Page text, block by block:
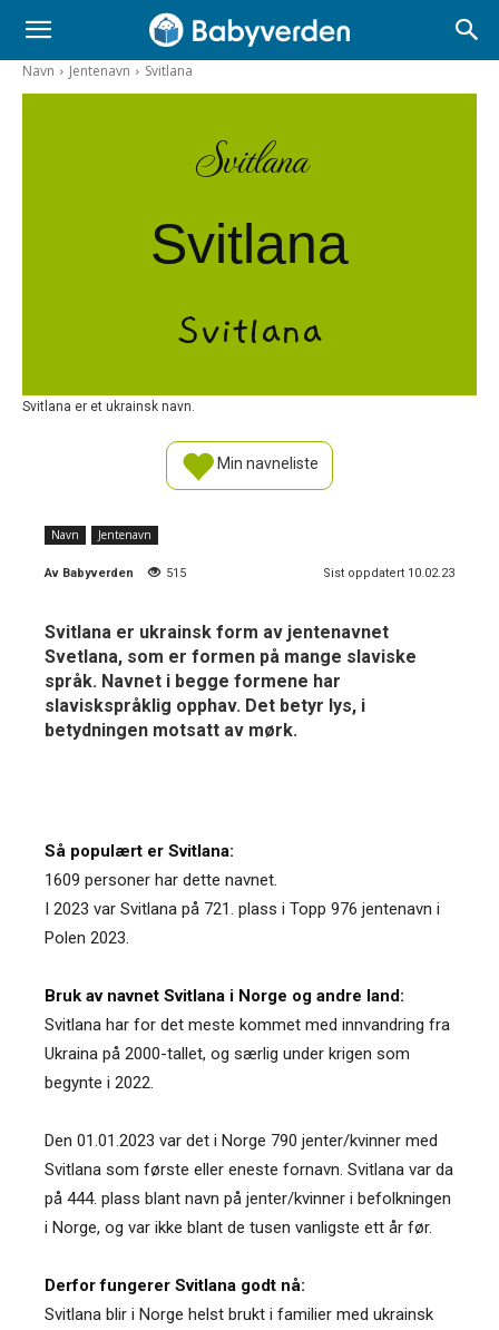
Navn Jentenavn Svitlana
Svitlana
Svitlana
Svitlana
Svitlana er et ukrainsk navn.
Min navneliste
Navn Jentenavn
Av Babyverden 515 Sist oppdatert 10.02.23
Svitlana er ukrainsk form av jentenavnet
Svetlana, som er formen på mange slaviske
språk. Navnet i begge formene har
slaviskspråklig opphav. Det betyr lys, i
betydningen motsatt av mørk.
Så populært er Svitlana:
1609 personer har dette navnet.
I 2023 var Svitlana på 721. plass i Topp 976 jentenavn i
Polen 2023.
Bruk av navnet Svitlana i Norge og andre land:
Svitlana har for det meste kommet med innvandring fra
Ukraina på 2000-tallet, og særlig under krigen som
begynte i 2022.
Den 01.01.2023 var det i Norge 790 jenter/kvinner med
Svitlana som første eller eneste fornavn. Svitlana var da
på 444. plass blant navn på jenter/kvinner i befolkningen
i Norge, og var ikke blant de tusen vanligste ett år før.
Derfor fungerer Svitlana godt nå:
Svitlana blir i Norge helst brukt i familier med ukrainsk